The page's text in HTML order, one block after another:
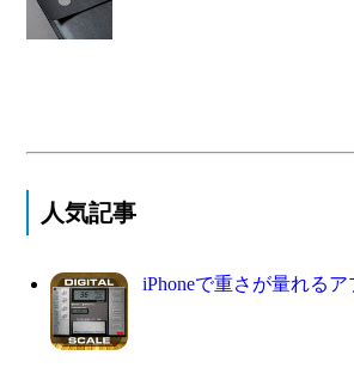
人気記事
iPhoneで重さが量れるア